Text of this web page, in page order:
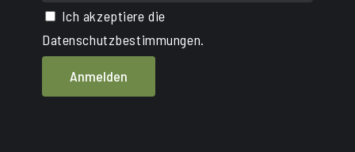
Ich akzeptiere die
Datenschutzbestimmungen.